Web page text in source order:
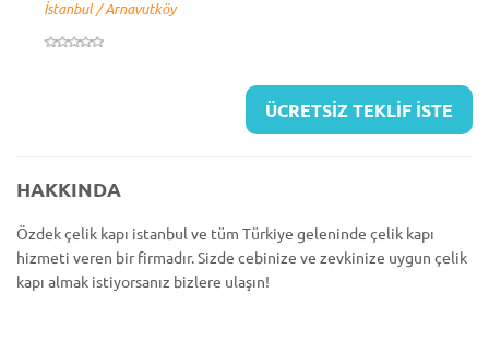
İstanbul / Arnavutköy
ÜCRETSİZ TEKLİF İSTE
HAKKINDA
Özdek çelik kapı istanbul ve tüm Türkiye geleninde çelik kapı
hizmeti veren bir firmadır. Sizde cebinize ve zevkinize uygun çelik
kapı almak istiyorsanız bizlere ulaşın!